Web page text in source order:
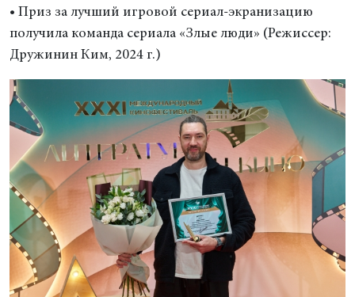
• Приз за лучший игровой сериал-экранизацию
получила команда сериала «Злые люди» (Режиссер:
Дружинин Ким, 2024 г.)